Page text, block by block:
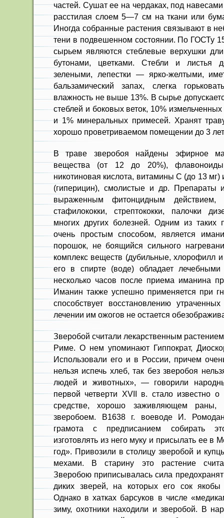
частей. Сушат ее на чердаках, под
расстилая слоем 5—7 см на ткани или
Иногда собранные растения связывают в
тени в подвешенном состоянии. По ГОСТу
сырьем являются стеблевые верхушки
бутонами, цветками. Стебли и листья
зелеными, лепестки — ярко-желтыми,
бальзамический запах, слегка
влажность не выше 13%. В сырье
стеблей и боковых веток, 10% измельченных
и 1% минеральных примесей. Хранят
хорошо проветриваемом помещении до 3
В траве зверобоя найдены эфирное
вещества (от 12 до 20%),
никотиновая кислота, витамины С (до 13
(гиперицин), смолистые и др. Препараты
выраженным фитонцидным действием,
стафилококки, стрептококки, палочки
многих других болезней. Одним из таких
очень простым способом, является
порошок, не боящийся сильного
комплекс веществ (дубильные, хлорофилл
его в спирте (воде) обладает
несколько часов после приема иманина
Иманин также успешно применяется при
способствует восстановлению
лечении им ожогов не остается
Зверобой считали лекарственным
Риме. О нем упоминают Гиппократ,
Использовали его и в России, причем
нельзя испечь хлеб, так без зверобоя
людей и животных», — говорили
первой четверти XVII в. стало известно
средстве, хорошо заживляющем
зверобоем. В1638 г. воеводе И.
грамота с предписанием собирать
изготовлять из него муку и присылать ее в
год». Привозили в столицу зверобой и
мехами. В старину это растение
Зверобою приписывалась сила
диких зверей, на которых его сок якобы
Однако в хатках барсуков в числе
зиму, охотники находили и зверобой. В